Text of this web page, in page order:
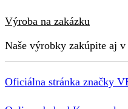
Výroba na zakázku
Naše výrobky zakúpite aj
Oficiálna stránka značky